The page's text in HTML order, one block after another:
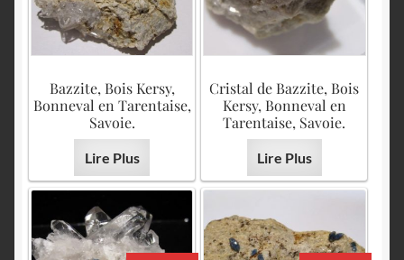
Bazzite, Bois Kersy,
Bonneval en Tarentaise,
Savoie.
Lire Plus
Cristal de Bazzite, Bois
Kersy, Bonneval en
Tarentaise, Savoie.
Lire Plus